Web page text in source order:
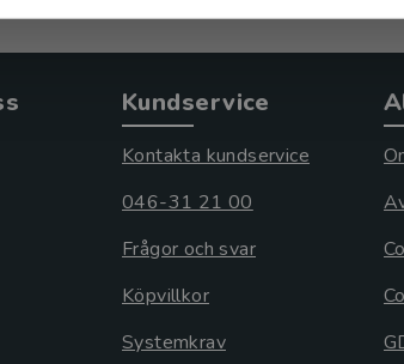
Kundservice
Kontakta kundservice
046-31 21 00
Frågor och svar
Köpvillkor
Systemkrav